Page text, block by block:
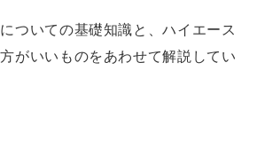
ついての基礎知識と、ハイエース
がいいものをあわせて解説してい